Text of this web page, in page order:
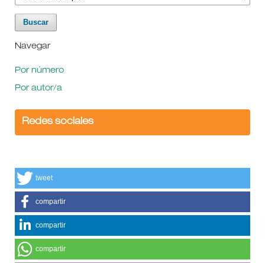
Navegar
Por número
Por autor/a
Redes sociales
tweet
compartir
compartir
compartir